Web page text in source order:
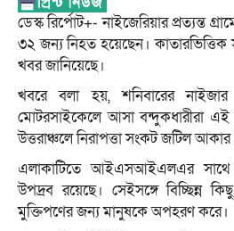
ডেস্ক রির্পোট+- নাইজেরিয়ার প্রত্যন্ত
৩২ জন্য নিহত হয়েছেন।
খবর জানিয়েছে।
খবরে বলা হয়, শনিবারের
মোটরসাইকেলে আসা বন্দুকধারীরা এই
উত্তরাঞ্চলে নিরাপত্তা সংকট জটিল
এলাকাটিতে আইএসআইএলএর সাথে
উপদ্রব রয়েছে। সেইসঙ্গে বিচ্ছিন্ন
মুক্তিপণের জন্য মানুষকে অপহরণ করে।